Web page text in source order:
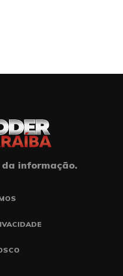
informação.